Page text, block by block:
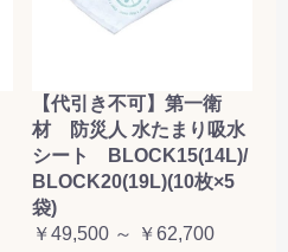
【代引き不可】第一衛
材 防災人 水たまり吸水
シート BLOCK15(14L)/
BLOCK20(19L)(10枚×5
袋)
￥49,500 ～ ￥62,700